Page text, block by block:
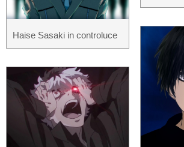
Haise Sasaki in controluce